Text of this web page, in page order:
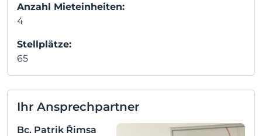
Anzahl Mieteinheiten:
4
Stellplätze:
65
Ihr Ansprechpartner
Bc. Patrik Řimsa